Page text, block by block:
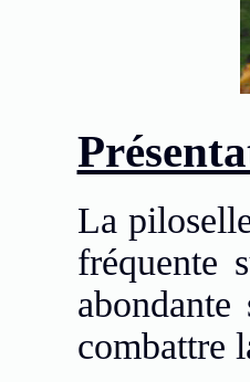
La
fréquente
combattre